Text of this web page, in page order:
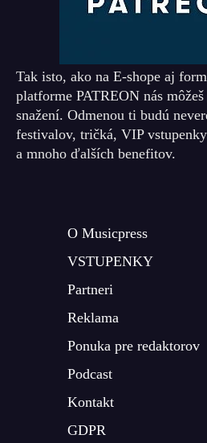
Tak isto, ako na E-shope aj
platforme PATREON nás
snažení. Odmenou ti budú
festivalov, tričká, VIP
a mnoho ďalších benefitov.
O Musicpress
VSTUPENKY
Partneri
Reklama
Ponuka pre redaktorov
Podcast
Kontakt
GDPR